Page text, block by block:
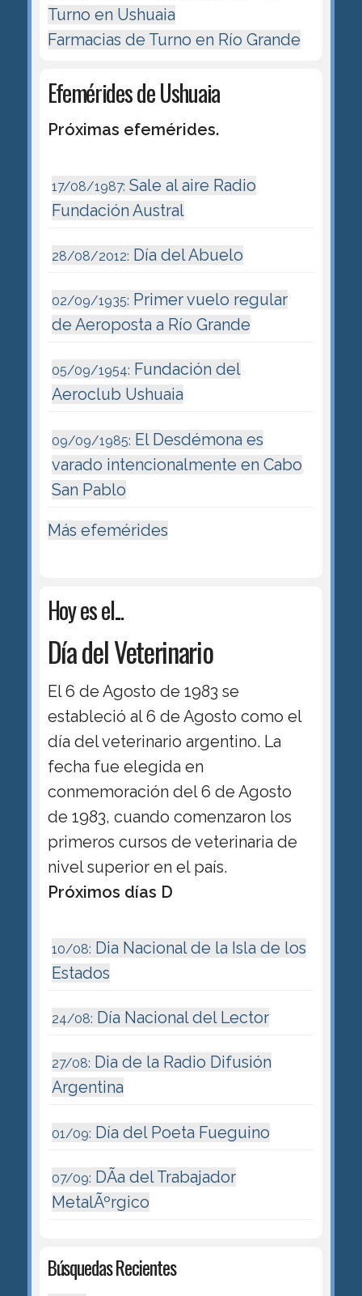
Turno en Ushuaia
Farmacias de Turno en Río Grande
Efemérides de Ushuaia
Próximas efemérides.
17/08/1987: Sale al aire Radio
Fundación Austral
28/08/2012: Día del Abuelo
02/09/1935: Primer vuelo regular
de Aeroposta a Río Grande
05/09/1954: Fundación del
Aeroclub Ushuaia
09/09/1985: El Desdémona es
varado intencionalmente en Cabo
San Pablo
Más efemérides
Hoy es el...
Día del Veterinario
El 6 de Agosto de 1983 se
estableció al 6 de Agosto como el
día del veterinario argentino. La
fecha fue elegida en
conmemoración del 6 de Agosto
de 1983, cuando comenzaron los
primeros cursos de veterinaria de
nivel superior en el país.
Próximos días D
10/08: Dia Nacional de la Isla de los
Estados
24/08: Día Nacional del Lector
27/08: Dia de la Radio Difusión
Argentina
01/09: Día del Poeta Fueguino
07/09: DÃ­a del Trabajador
MetalÃºrgico
Búsquedas Recientes